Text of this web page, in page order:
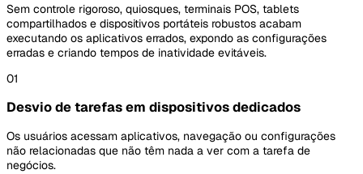
Sem controle rigoroso, quiosques, terminais POS, tablets
compartilhados e dispositivos portáteis robustos acabam
executando os aplicativos errados, expondo as configurações
erradas e criando tempos de inatividade evitáveis.
01
Desvio de tarefas em dispositivos dedicados
Os usuários acessam aplicativos, navegação ou configurações
não relacionadas que não têm nada a ver com a tarefa de
negócios.